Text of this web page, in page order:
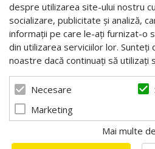
despre utilizarea site-ului nostru
socializare, publicitate și analiză,
informații pe care le-ați furnizat-o
din utilizarea serviciilor lor. Sunteți
noastre dacă continuați să utilizați
Necesare
Marketing
Mai multe
© 2026 Apis Blaj - Utilaje